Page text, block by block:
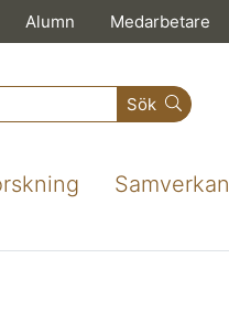
Alumn Medarbetare
Sök
Samverkan